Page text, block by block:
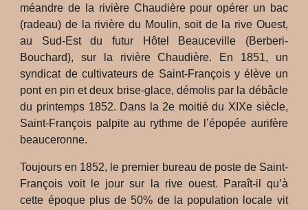
méandre de la rivière Chaudière pour opérer un bac
(radeau) de la rivière du Moulin, soit de la rive Ouest,
au Sud-Est du futur Hôtel Beauceville (Berberi-
Bouchard), sur la rivière Chaudière. En 1851, un
syndicat de cultivateurs de Saint-François y élève un
pont en pin et deux brise-glace, démolis par la débâcle
du printemps 1852. Dans la 2e moitié du XIXe siècle,
Saint-François palpite au rythme de l’épopée aurifère
beauceronne.
Toujours en 1852, le premier bureau de poste de Saint-
François voit le jour sur la rive ouest. Paraît-il qu’à
cette époque plus de 50% de la population locale vit